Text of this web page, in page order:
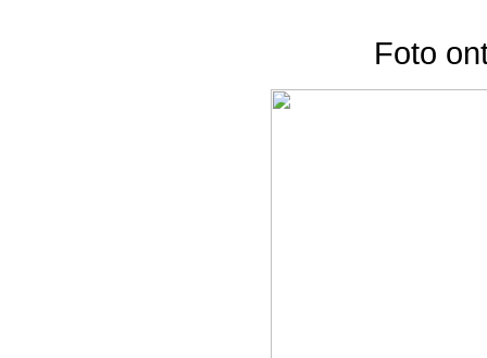
Foto